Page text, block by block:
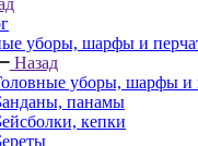
уборы, шарфы и
Назад
уборы, шарфы и
панамы
кепки